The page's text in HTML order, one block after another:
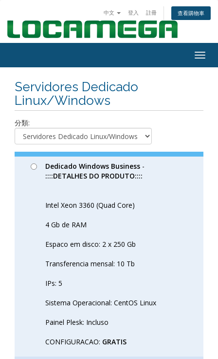
中文 登入 註冊 查看購物車
Servidores Dedicado
Linux/Windows
分類:
Dedicado Windows Business -
::::DETALHES DO PRODUTO::::
Intel Xeon 3360 (Quad Core)
4 Gb de RAM
Espaco em disco: 2 x 250 Gb
Transferencia mensal: 10 Tb
IPs: 5
Sistema Operacional: CentOS Linux
Painel Plesk: Incluso
CONFIGURACAO: GRATIS